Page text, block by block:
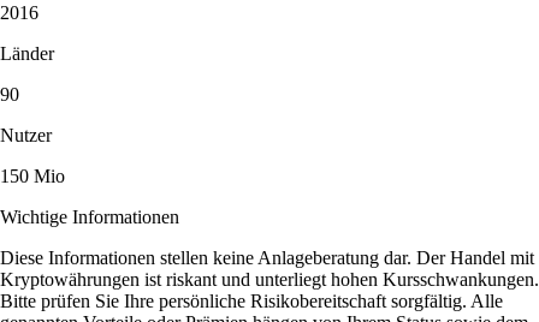
2016
Länder
90
Nutzer
150 Mio
Wichtige Informationen
Diese Informationen stellen keine Anlageberatung dar. Der Handel mit
Kryptowährungen ist riskant und unterliegt hohen Kursschwankungen.
Bitte prüfen Sie Ihre persönliche Risikobereitschaft sorgfältig. Alle